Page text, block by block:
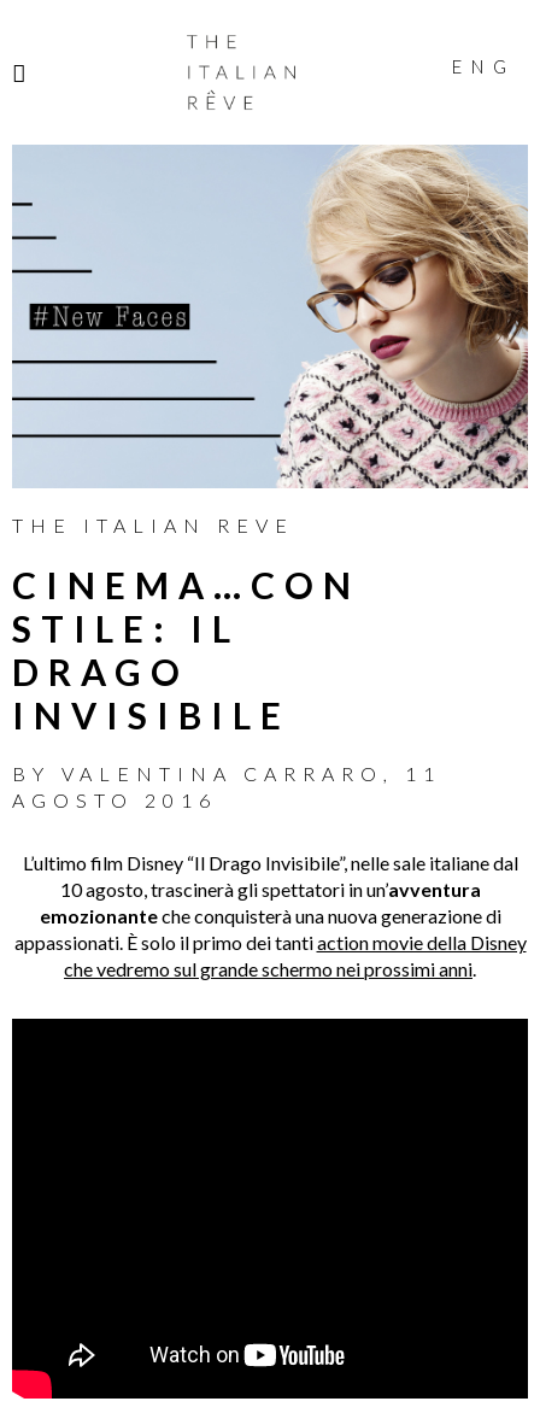
ITALIAN
RÊVE
ENG
THE ITALIAN REVE
CINEMA…CON
STILE: IL
DRAGO
INVISIBILE
BY VALENTINA CARRARO ,
11
AGOSTO 2016
L’ultimo film Disney “Il Drago Invisibile”, nelle sale italiane dal
10 agosto, trascinerà gli spettatori in un’avventura
emozionanteche conquisterà una nuova generazione di
appassionati. È solo il primo dei tantiaction movie della Disney
che vedremo sul grande schermo nei prossimi anni.